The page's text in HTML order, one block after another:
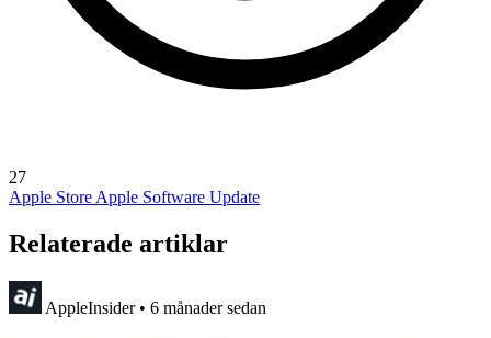
27
Apple Store Apple Software Update
Relaterade artiklar
AppleInsider • 6 månader sedan